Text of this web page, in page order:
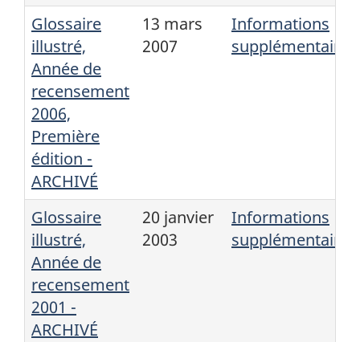
Glossaire
illustré,
Année de
recensement
2006,
Première
édition -
ARCHIVÉ
13 mars
2007
Informations
supplémentaires
Glossaire
illustré,
Année de
recensement
2001 -
ARCHIVÉ
20 janvier
2003
Informations
supplémentaires